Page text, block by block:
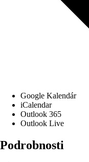
Google Kalendár
iCalendar
Outlook 365
Outlook Live
Podrobnosti